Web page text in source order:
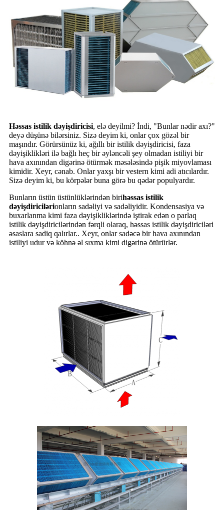
Həssas istilik dəyişdiricisi, elə deyilmi? İndi, "Bunlar nədir axı?"
deyə düşünə bilərsiniz. Sizə deyim ki, onlar çox gözəl bir
maşındır. Görürsünüz ki, ağıllı bir istilik dəyişdiricisi, faza
dəyişiklikləri ilə bağlı heç bir əyləncəli şey olmadan istiliyi bir
hava axınından digərinə ötürmək məsələsində pişik miyovlaması
kimidir. Xeyr, cənab. Onlar yaxşı bir vestern kimi adi atıcılardır.
Sizə deyim ki, bu körpələr buna görə bu qədər populyardır.
Bunların üstün üstünlüklərindən birihəssas istilik
dəyişdiricilərionların sadəliyi və sadəliyidir. Kondensasiya və
buxarlanma kimi faza dəyişikliklərində iştirak edən o parlaq
istilik dəyişdiricilərindən fərqli olaraq, həssas istilik dəyişdiriciləri
əsaslara sadiq qalırlar.. Xeyr, onlar sadəcə bir hava axınından
istiliyi udur və köhnə əl sıxma kimi digərinə ötürürlər.